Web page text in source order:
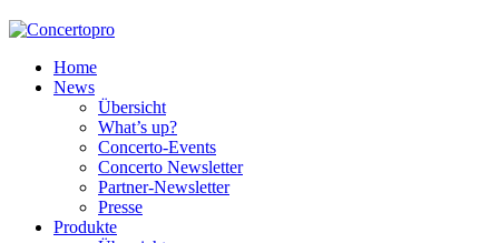
Home
News
Übersicht
What’s up?
Concerto-Events
Concerto Newsletter
Partner-Newsletter
Presse
Produkte